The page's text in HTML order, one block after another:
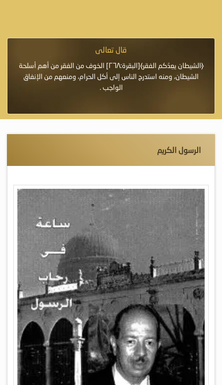
قال تعالى
﴿الشيطان يعِدُكم الفقر﴾[البقرة:٢٦٨] الخوف من الفقر من أهم أسلحة
الشيطان، ومنه استدرج الناس إلى أكل الحرام، ومنعهم من الإنفاق
الواجب .
الرسول الكريم